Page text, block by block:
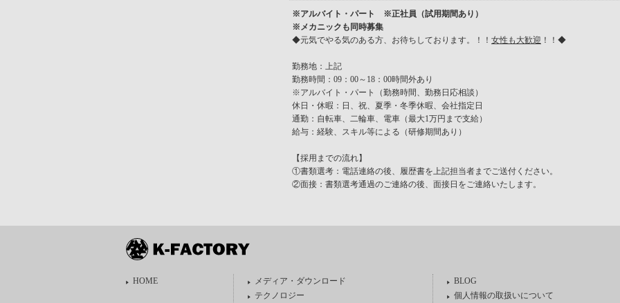
※アルバイト・パート ※正社員（試用期間あり）
※メカニックも同時募集
◆元気でやる気のある方、お待ちしております。！！ 女性も大歓迎 ！！◆
勤務地：上記
勤務時間：09：00～18：00時間外あり
※アルバイト・パート（勤務時間、勤務日応相談）
休日・休暇：日、祝、夏季・冬季休暇、会社指定日
通勤：自転車、二輪車、電車（最大1万円まで支給）
給与：経験、スキル等による（研修期間あり）
【採用までの流れ】
①書類選考：電話連絡の後、履歴書を上記担当者までご送付ください。
②面接：書類選考通過のご連絡の後、面接日をご連絡いたします。
HOME
メディア・ダウンロード
テクノロジー
BLOG
個人情報の取扱いについて